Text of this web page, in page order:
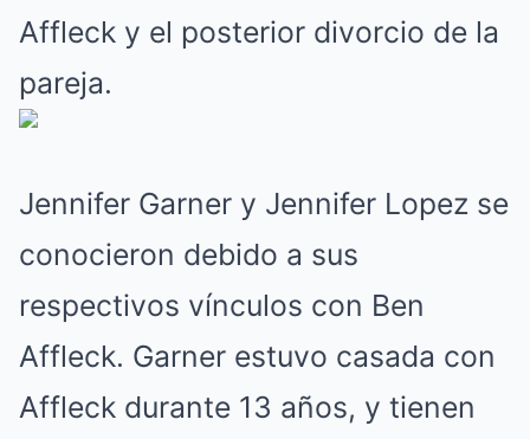
Affleck y el posterior divorcio de la
pareja.
Jennifer Garner y Jennifer Lopez se
conocieron debido a sus
respectivos vínculos con Ben
Affleck. Garner estuvo casada con
Affleck durante 13 años, y tienen